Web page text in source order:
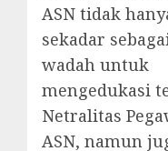
ASN tidak
sekadar
wadah untuk
mengedukasi
Netralitas
ASN, namun